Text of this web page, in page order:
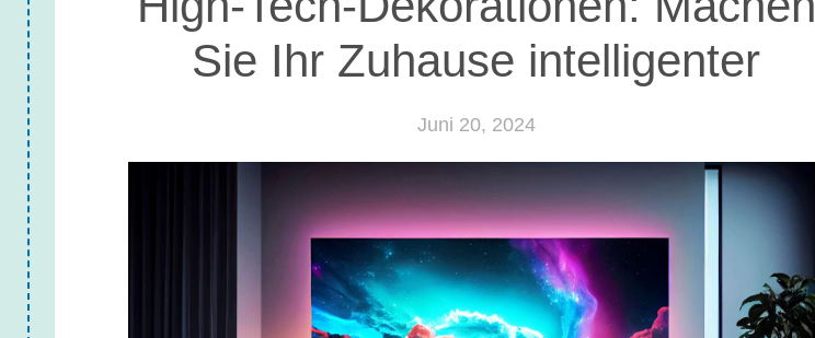
Sie Ihr Zuhause intelligenter
Juni 20, 2024